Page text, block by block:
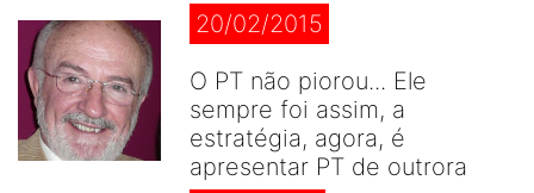
20/02/2015
O PT não piorou... Ele
sempre foi assim, a
estratégia, agora, é
apresentar PT de outrora